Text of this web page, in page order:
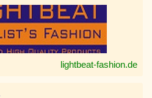
lightbeat-fashion.de